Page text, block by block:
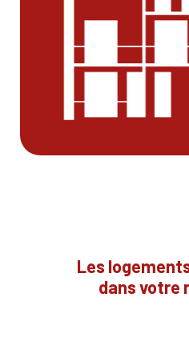
Les
dans votre